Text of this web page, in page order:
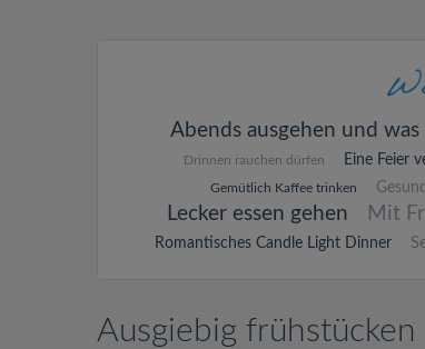
Abends ausgehen und
Drinnen rauchen dürfen Eine Feier
Gemütlich Kaffee trinken
Lecker essen gehen Mit
Romantisches Candle Light Dinner
Ausgiebig